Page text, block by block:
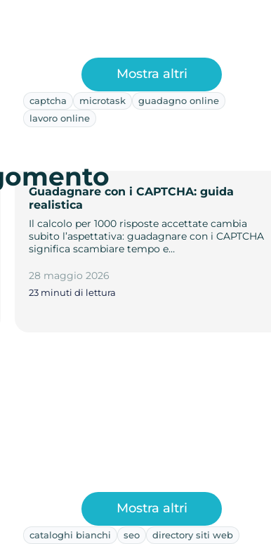
captcha microtask
guadagno online
lavoro online
Guadagnare con i CAPTCHA: guida
realistica
Il calcolo per 1000 risposte accettate cambia
subito l’aspettativa: guadagnare con i CAPTCHA
significa scambiare tempo e…
28 maggio 2026
23 minuti di lettura
Mostra altri
cataloghi bianchi seo
directory siti web
Mostra altri